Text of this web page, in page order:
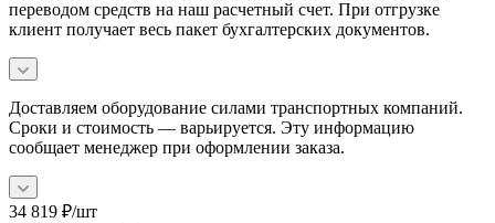
переводом средств на наш расчетный счет. При отгрузке
клиент получает весь пакет бухгалтерских документов.
Доставляем оборудование силами транспортных компаний.
Сроки и стоимость — варьируется. Эту информацию
сообщает менеджер при оформлении заказа.
34 819 ₽/шт